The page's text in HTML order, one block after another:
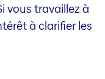
vous travaillez à
à clarifier les